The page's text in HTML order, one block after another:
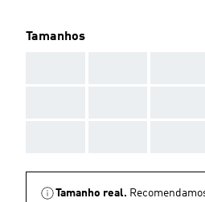
Tamanhos
Tamanho real.